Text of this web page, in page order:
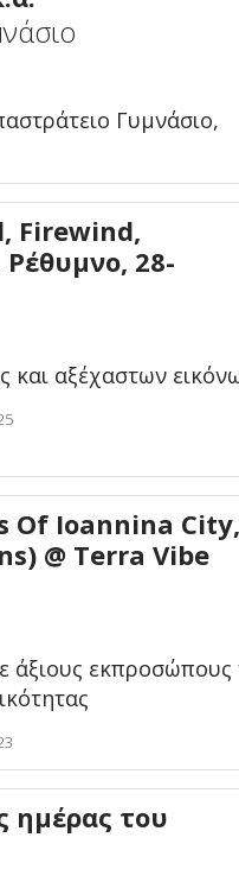
Γυμνάσιο,
Firewind,
Ρέθυμνο, 28-
και αξέχαστων
Of Ioannina City,
@ Terra Vibe
άξιους εκπροσώπους
ημέρας του